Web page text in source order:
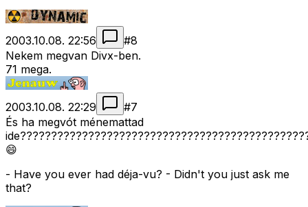
2003.10.08. 22:56 #8
Nekem megvan Divx-ben.
71 mega.
2003.10.08. 22:29 #7
És ha megvót ménemattad
😄
- Have you ever had déja-vu? - Didn't you just ask me
that?